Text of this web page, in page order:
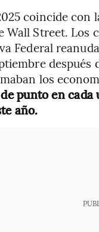
coincide con
Wall Street.
Federal
después
los
punto en
año.